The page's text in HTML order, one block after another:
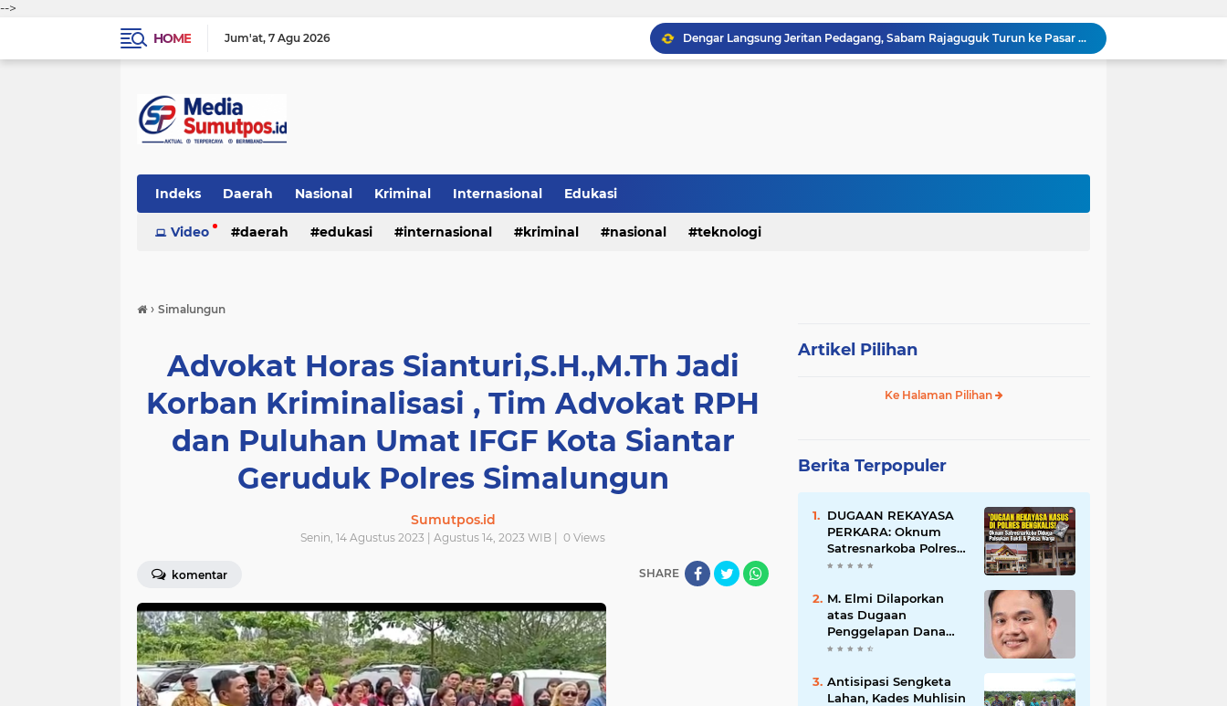
-->
HOME
Jum'at 7 Agu 2026
Sabam Rajaguguk Serap Aspirasi Warga Bilah Hilir, Tegaskan Komitmen Kawal Program Prabowo untuk Kesejahteraan Rakyat
‎Wakil Bupati Audiensi dengan Wamenaker RI, Dorong Penguatan SDM dan Perlindungan Pekerja di Tanjung Jabung Barat ‎ ‎
Sabam Rajaguguk Turun ke Pangkatan, Dengarkan Langsung Keluhan dan Harapan Warga
Indeks Daerah Nasional Kriminal Internasional Edukasi
Video daerah edukasi internasional kriminal nasional teknologi
› Simalungun
Advokat Horas Sianturi,S.H.,M.Th Jadi
Korban Kriminalisasi , Tim Advokat RPH
dan Puluhan Umat IFGF Kota Siantar
Geruduk Polres Simalungun
Sumutpos.id
Senin, 14 Agustus 2023 | Agustus 14, 2023 WIB | 0 Views
komentar SHARE
Artikel Pilihan
Ke Halaman Pilihan
Berita Terpopuler
DUGAAN REKAYASA
PERKARA: Oknum
Satresnarkoba Polres
Bengkalis Diduga
Hingga Paksa Warga
Hadir di TKP
M. Elmi Dilaporkan
atas Dugaan
Penggelapan Dana
Pensiunan Guru dan
Pastikan Proses
Hukum Berjalan
Antisipasi Sengketa
Lahan, Kades Muhlisin